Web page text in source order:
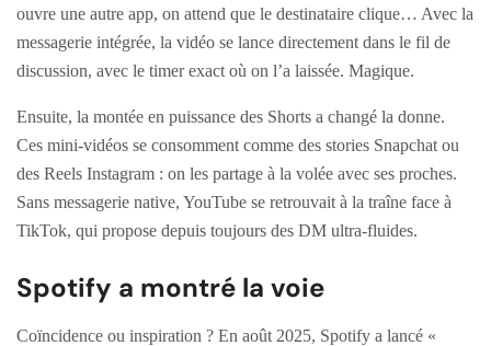
ouvre une autre app, on attend que le destinataire clique… Avec la
messagerie intégrée, la vidéo se lance directement dans le fil de
discussion, avec le timer exact où on l’a laissée. Magique.
Ensuite, la montée en puissance des Shorts a changé la donne.
Ces mini-vidéos se consomment comme des stories Snapchat ou
des Reels Instagram : on les partage à la volée avec ses proches.
Sans messagerie native, YouTube se retrouvait à la traîne face à
TikTok, qui propose depuis toujours des DM ultra-fluides.
Spotify a montré la voie
Coïncidence ou inspiration ? En août 2025, Spotify a lancé «